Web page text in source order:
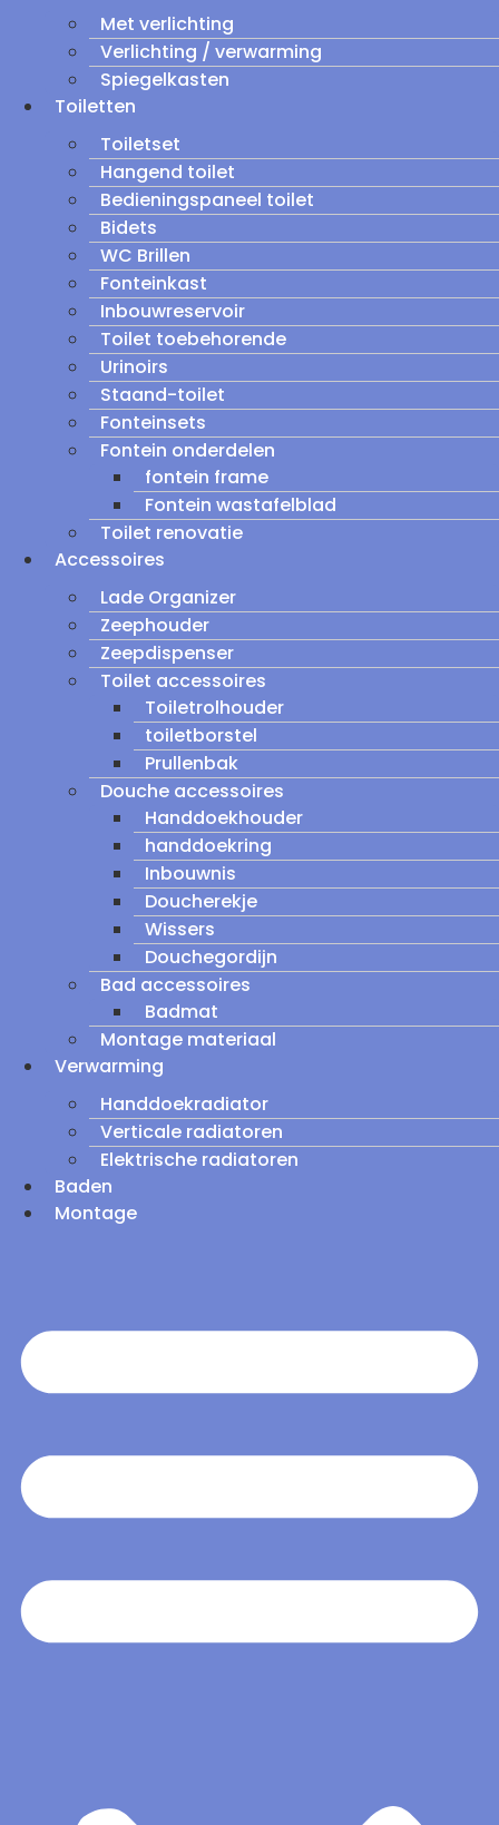
Met verlichting
Verlichting / verwarming
Spiegelkasten
Toiletten
Toiletset
Hangend toilet
Bedieningspaneel toilet
Bidets
WC Brillen
Fonteinkast
Inbouwreservoir
Toilet toebehorende
Urinoirs
Staand-toilet
Fonteinsets
Fontein onderdelen
fontein frame
Fontein wastafelblad
Toilet renovatie
Accessoires
Lade Organizer
Zeephouder
Zeepdispenser
Toilet accessoires
Toiletrolhouder
toiletborstel
Prullenbak
Douche accessoires
Handdoekhouder
handdoekring
Inbouwnis
Doucherekje
Wissers
Douchegordijn
Bad accessoires
Badmat
Montage materiaal
Verwarming
Handdoekradiator
Verticale radiatoren
Elektrische radiatoren
Baden
Montage